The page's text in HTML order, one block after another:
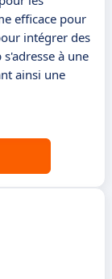
efficace pour
intégrer des
à une
ainsi une